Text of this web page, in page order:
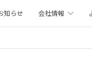
知らせ 会社情報